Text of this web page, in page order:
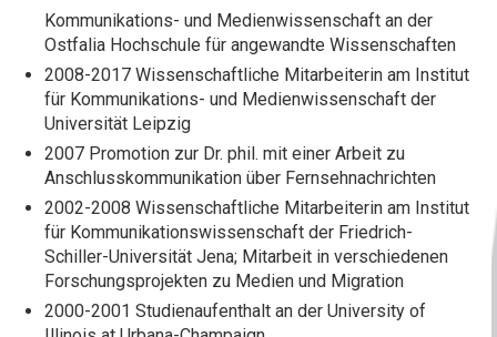
Kommunikations- und Medienwissenschaft an der
Ostfalia Hochschule für angewandte Wissenschaften
2008-2017 Wissenschaftliche Mitarbeiterin am Institut
für Kommunikations- und Medienwissenschaft der
Universität Leipzig
2007 Promotion zur Dr. phil. mit einer Arbeit zu
Anschlusskommunikation über Fernsehnachrichten
2002-2008 Wissenschaftliche Mitarbeiterin am Institut
für Kommunikationswissenschaft der Friedrich-
Schiller-Universität Jena; Mitarbeit in verschiedenen
Forschungsprojekten zu Medien und Migration
2000-2001 Studienaufenthalt an der University of